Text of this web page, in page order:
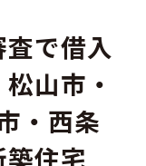
で借入
山市・
・西条
住宅